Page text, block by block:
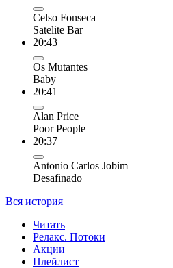
Celso Fonseca
Satelite Bar
20:43
Os Mutantes
Baby
20:41
Alan Price
Poor People
20:37
Antonio Carlos Jobim
Desafinado
Вся история
Читать
Релакс. Потоки
Акции
Плейлист